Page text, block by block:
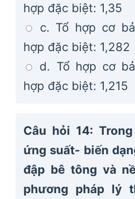
hợp đặc biệt: 1,35
c. Tổ hợp cơ
hợp đặc biệt: 1,282
d. Tổ hợp cơ
hợp đặc biệt: 1,215
Câu hỏi 14:
ứng suất- biến
đập bê tông và
phương pháp lý